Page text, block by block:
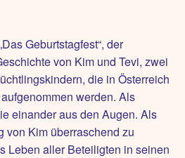
Geburtstagfest“, der
von Kim und Tevi, zwei
die in Österreich
werden. Als
einander aus den Augen. Als
von Kim überraschend zu
Leben aller Beteiligten in seinen